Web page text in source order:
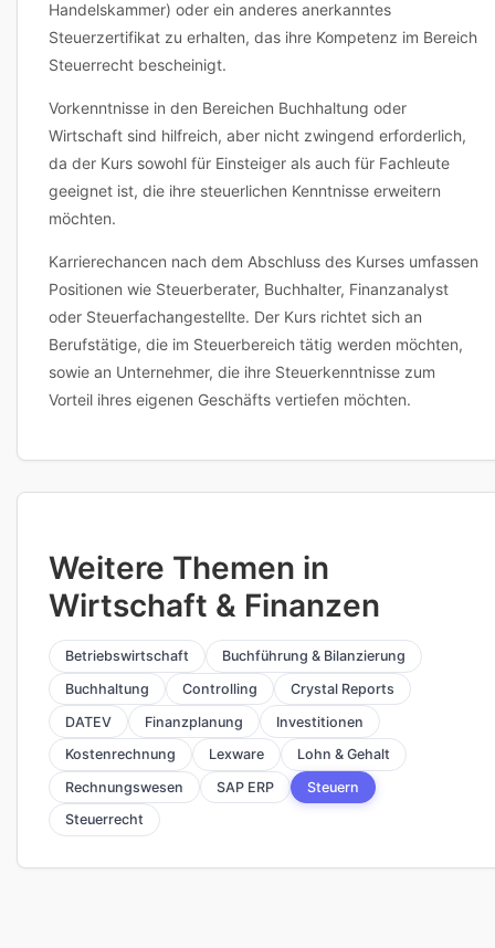
Handelskammer) oder ein anderes anerkanntes
Steuerzertifikat zu erhalten, das ihre Kompetenz im Bereich
Steuerrecht bescheinigt.
Vorkenntnisse in den Bereichen Buchhaltung oder
Wirtschaft sind hilfreich, aber nicht zwingend erforderlich,
da der Kurs sowohl für Einsteiger als auch für Fachleute
geeignet ist, die ihre steuerlichen Kenntnisse erweitern
möchten.
Karrierechancen nach dem Abschluss des Kurses umfassen
Positionen wie Steuerberater, Buchhalter, Finanzanalyst
oder Steuerfachangestellte. Der Kurs richtet sich an
Berufstätige, die im Steuerbereich tätig werden möchten,
sowie an Unternehmer, die ihre Steuerkenntnisse zum
Vorteil ihres eigenen Geschäfts vertiefen möchten.
Weitere Themen in
Wirtschaft & Finanzen
Betriebswirtschaft
Buchführung & Bilanzierung
Buchhaltung
Controlling
Crystal Reports
DATEV
Finanzplanung
Investitionen
Kostenrechnung
Lexware
Lohn & Gehalt
Rechnungswesen
SAP ERP
Steuern
Steuerrecht